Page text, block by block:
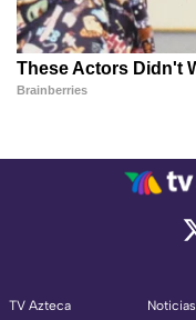
TV Azteca
Noticias